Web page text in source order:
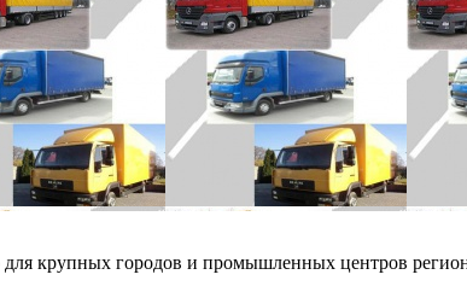
крупных городов и промышленных центров